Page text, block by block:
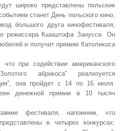
широко представлены польские
станет День польского кино,
большого друга кинофестиваля,
режиссера Кшиштофа Занусси. Он
и получит премию Католикоса
что при содействии американского
абрикоса” реализуется
она пройдет с 14 по 16 июля.
денежной премии в 10 тысяч
фестиваля, напомним, что
в четырех конкурсах: